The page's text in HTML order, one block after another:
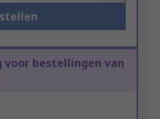
voor bestellingen van